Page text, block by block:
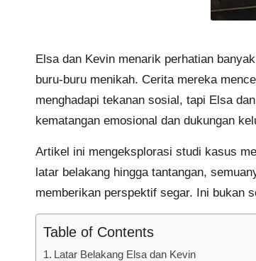
Elsa dan Kevin menarik perhatian
buru-buru menikah. Cerita mereka
menghadapi tekanan sosial, tapi Elsa
kematangan emosional dan dukungan
Artikel ini mengeksplorasi studi kasus
latar belakang hingga tantangan,
memberikan perspektif segar. Ini bukan
Table of Contents
Latar Belakang Elsa dan Kevin